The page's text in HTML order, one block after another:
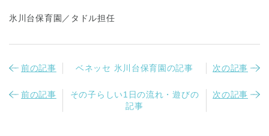
氷川台保育園／タドル担任
前の記事 ベネッセ 氷川台保育園の記事 次の記事
前の記事
その子らしい1日の流れ・遊びの
記事
次の記事